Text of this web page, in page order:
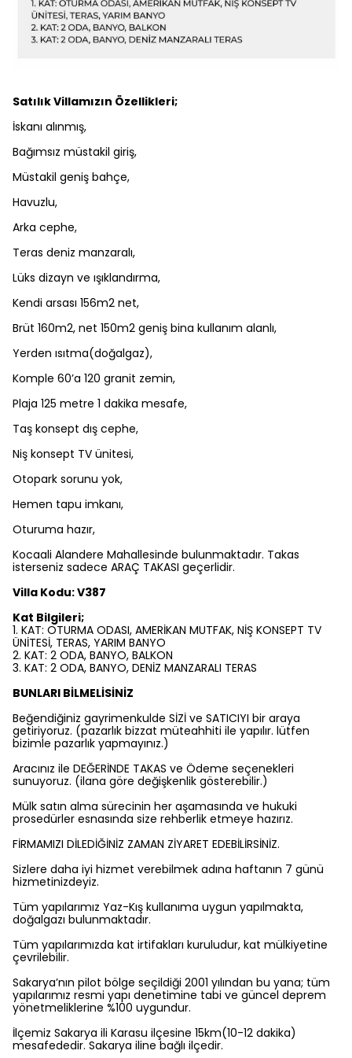
Satılık Villamızın Özellikleri;
İskanı alınmış,
Bağımsız müstakil giriş,
Müstakil geniş bahçe,
Havuzlu,
Arka cephe,
Teras deniz manzaralı,
Lüks dizayn ve ışıklandırma,
Kendi arsası 156m2 net,
Brüt 160m2, net 150m2 geniş bina kullanım alanlı,
Yerden ısıtma(doğalgaz),
Komple 60’a 120 granit zemin,
Plaja 125 metre 1 dakika mesafe,
Taş konsept dış cephe,
Niş konsept TV ünitesi,
Otopark sorunu yok,
Hemen tapu imkanı,
Oturuma hazır,
Kocaali Alandere Mahallesinde bulunmaktadır. Takas
isterseniz sadece ARAÇ TAKASI geçerlidir.
Villa Kodu: V387
Kat Bilgileri;
1. KAT: OTURMA ODASI, AMERİKAN MUTFAK, NİŞ KONSEPT TV
ÜNİTESİ, TERAS, YARIM BANYO
2. KAT: 2 ODA, BANYO, BALKON
3. KAT: 2 ODA, BANYO, DENİZ MANZARALI TERAS
BUNLARI BİLMELİSİNİZ
Beğendiğiniz gayrimenkulde SİZİ ve SATICIYI bir araya
getiriyoruz. (pazarlık bizzat müteahhiti ile yapılır. lütfen
bizimle pazarlık yapmayınız.)
Aracınız ile DEĞERİNDE TAKAS ve Ödeme seçenekleri
sunuyoruz. (ilana göre değişkenlik gösterebilir.)
Mülk satın alma sürecinin her aşamasında ve hukuki
prosedürler esnasında size rehberlik etmeye hazırız.
FİRMAMIZI DİLEDİĞİNİZ ZAMAN ZİYARET EDEBİLİRSİNİZ.
Sizlere daha iyi hizmet verebilmek adına haftanın 7 günü
hizmetinizdeyiz.
Tüm yapılarımız Yaz-Kış kullanıma uygun yapılmakta,
doğalgazı bulunmaktadır.
Tüm yapılarımızda kat irtifakları kuruludur, kat mülkiyetine
çevrilebilir.
Sakarya’nın pilot bölge seçildiği 2001 yılından bu yana; tüm
yapılarımız resmi yapı denetimine tabi ve güncel deprem
yönetmeliklerine %100 uygundur.
İlçemiz Sakarya ili Karasu ilçesine 15km(10-12 dakika)
mesafededir. Sakarya iline bağlı ilçedir.